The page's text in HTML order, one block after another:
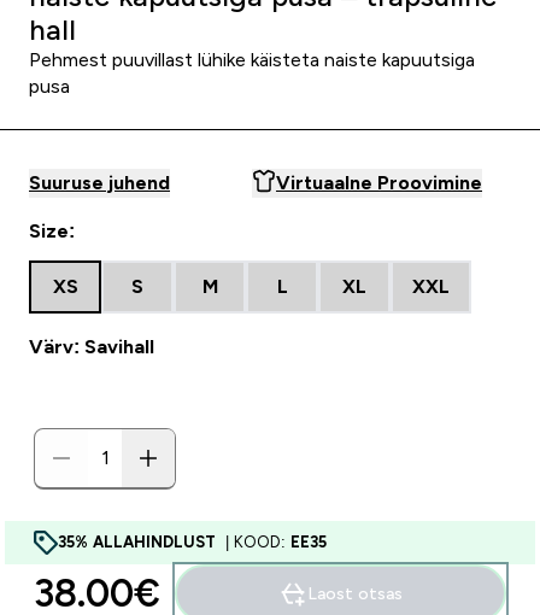
hall
Pehmest puuvillast lühike käisteta naiste kapuutsiga
pusa
Suuruse juhend Virtuaalne Proovimine
Size:
XS S M L XL XXL
Värv: Savihall
35% ALLAHINDLUST | KOOD: EE35
38.00€‎ Laost otsas